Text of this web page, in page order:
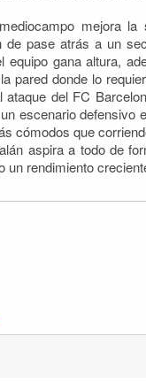
mejora
pase atrás a un
gana altura,
pared donde lo
del FC
escenario defensivo
cómodos que
aspira a todo de
un rendimiento